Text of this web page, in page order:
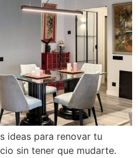
ideas para renovar tu
sin tener que mudarte.